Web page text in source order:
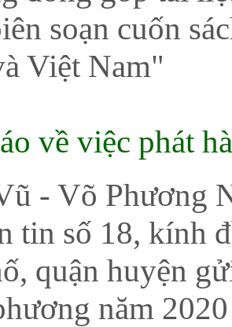
soạn cuốn
Việt Nam"
về việc phát
- Võ Phương
tin số 18, kính
quận huyện
năm